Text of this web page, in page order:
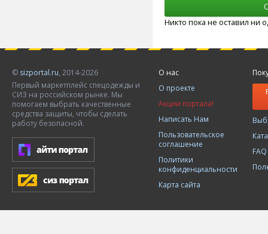
Никто пока не оставил ни
© sizportal.ru, 2014-2026
Первый маркетплейс спецодежды и
СИЗ на российском рынке. Мы
помогаем выбрать качественные
средства защиты, чтобы сделать
работу безопасной.
О нас
О проекте
Акции портала!
Написать Нам
Пользовательское
соглашение
Политики
конфиденциальности
Карта сайта
FAQ